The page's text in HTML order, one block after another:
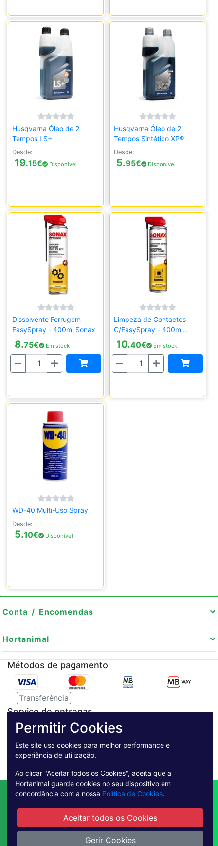
Husqvarna Óleo de 2
Tempos LS+
Desde:
19.15€ Disponível
Husqvarna Óleo de 2
Tempos Sintético XP®
Desde:
5.95€ Disponível
Dissolvente Ferrugem
EasySpray - 400ml Sonax
8.75€ Em stock
Quantidade
Limpeza de Contactos
C/EasySpray - 400ml
Sonax
10.40€ Em stock
Quantidade
WD-40 Multi-Uso Spray
Desde:
5.10€ Disponível
Conta / Encomendas
Hortanimal
Métodos de pagamento
Transferência
Serviço de entregas
Pagamento Seguro
Contactos Envio
Condições de Venda
Quem Somos
Métodos de Pagamento
Condições Gerais de Utilização
Livro de reclamações online
Permitir Cookies
Este site usa cookies para melhor performance e
experiência de utilização.
Ao clicar "Aceitar todos os Cookies", aceita que a
Hortanimal guarde cookies no seu dispositivo em
concordância com a nossa Política de Cookies.
Aceitar todos os Cookies
Gerir Cookies